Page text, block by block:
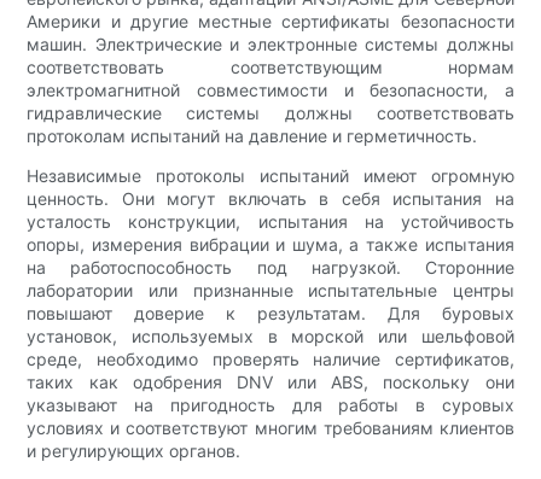
Америки и другие местные сертификаты безопасности
машин. Электрические и электронные системы должны
соответствовать соответствующим нормам
электромагнитной совместимости и безопасности, а
гидравлические системы должны соответствовать
протоколам испытаний на давление и герметичность.
Независимые протоколы испытаний имеют огромную
ценность. Они могут включать в себя испытания на
усталость конструкции, испытания на устойчивость
опоры, измерения вибрации и шума, а также испытания
на работоспособность под нагрузкой. Сторонние
лаборатории или признанные испытательные центры
повышают доверие к результатам. Для буровых
установок, используемых в морской или шельфовой
среде, необходимо проверять наличие сертификатов,
таких как одобрения DNV или ABS, поскольку они
указывают на пригодность для работы в суровых
условиях и соответствуют многим требованиям клиентов
и регулирующих органов.